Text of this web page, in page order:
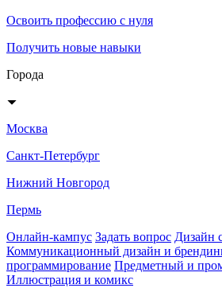
Освоить профессию с нуля
Получить новые навыки
Города
Москва
Санкт-Петербург
Нижний Новгород
Пермь
Онлайн-кампус Задать вопрос Дизайн
Коммуникационный дизайн и
программирование Предметный и
Иллюстрация и комикс